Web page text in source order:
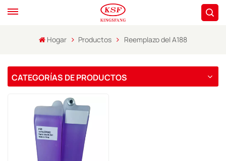
Hogar Productos Reemplazo del A188
CATEGORÍAS DE PRODUCTOS